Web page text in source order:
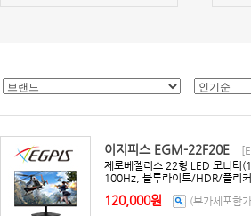
이지피스 EGM-22F20E
제로베젤리스 22형 LED 모니터
100Hz, 블루라이트/HDR/플리
120,000원 (부가세포함